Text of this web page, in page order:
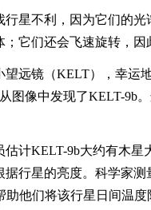
星不利，因为它们的光
它们还会飞速旋转，
远镜（KELT），幸运
图像中发现了KELT-9b
KELT-9b大约有木星
行星的亮度。科学家
助他们将该行星日间温